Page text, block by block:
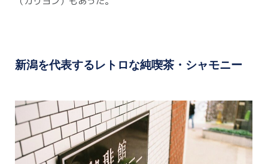
新潟を代表するレトロな純喫茶・シャモニー